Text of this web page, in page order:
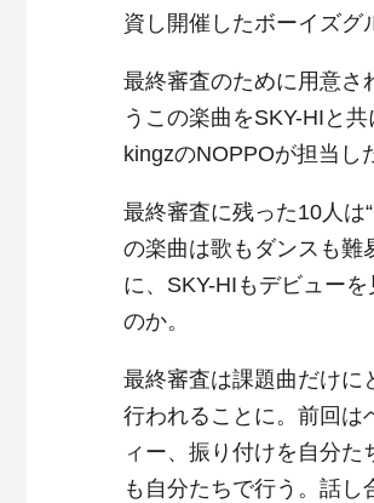
資し開催したボーイズグ
最終審査のために用意さ
うこの楽曲をSKY-HIと
kingzのNOPPOが担当し
最終審査に残った10人は
の楽曲は歌もダンスも難
に、SKY-HIもデビュー
のか。
最終審査は課題曲だけに
行われることに。前回は
ィー、振り付けを自分
も自分たちで行う。話